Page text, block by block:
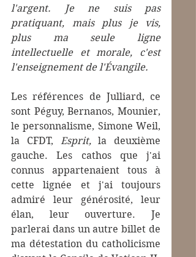
l'argent. Je ne suis pas
pratiquant, mais plus je vis,
plus ma seule ligne
intellectuelle et morale, c'est
l'enseignement de l'Évangile.
Les références de Julliard, ce
sont Péguy, Bernanos, Mounier,
le personnalisme, Simone Weil,
la CFDT,
Esprit, la deuxième
gauche. Les cathos que j'ai
connus appartenaient tous à
cette lignée et j'ai toujours
admiré leur générosité, leur
élan, leur ouverture. Je
parlerai dans un autre billet de
ma détestation du catholicisme